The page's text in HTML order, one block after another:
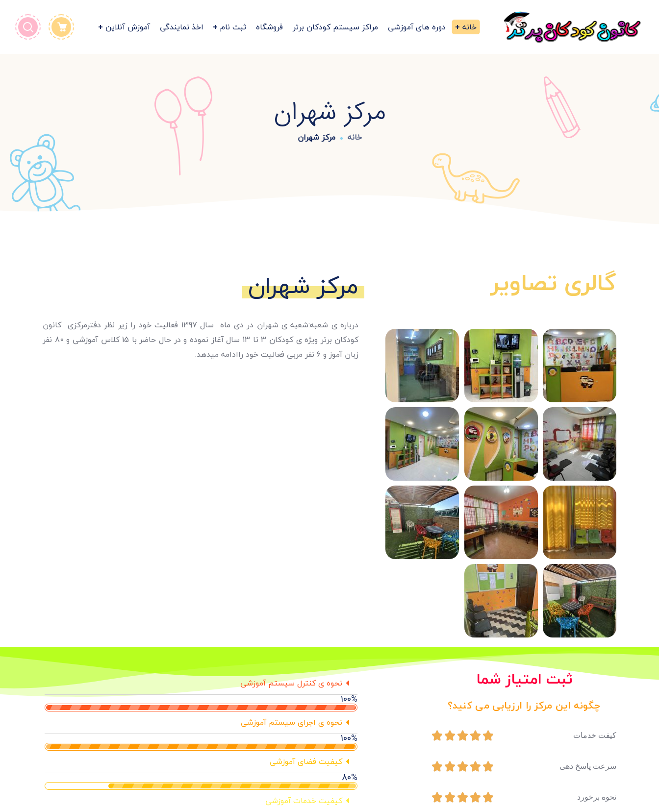
خانه دوره های آموزشی مراکز سیستم کودکان برتر فروشگاه ثبت نام اخذ نمایندگی آموزش آنلاین
مرکز شهران
خانه مرکز شهران
گالری تصاویر مرکز شهران
درباره ی شعبه:شعبه ی شهران در دی ماه سال 1397 فعالیت خود را زیر نظر دفترمرکزی کانون
کودکان برتر ویژه ی کودکان 3 تا 13 سال آغاز نموده و در حال حاضر با 15 کلاس آموزشی و 80 نفر
زبان آموز و 6 نفر مربی فعالیت خود راادامه میدهد.
ثبت امتیاز شما
چگونه این مرکز را ارزیابی می کنید؟
کیفت خدمات 




سرعت پاسخ دهی 




نحوه برخورد 




نحوه ی کنترل سیستم آموزشی
100%
نحوه ی اجرای سیستم آموزشی
100%
کیفیت فضای آموزشی
80%
کیفیت خدمات آموزشی